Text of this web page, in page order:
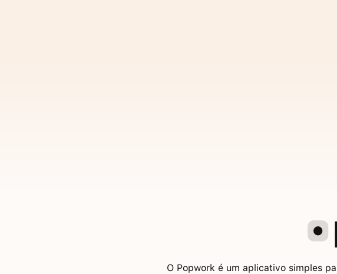
O Popwork é um aplicativo simples